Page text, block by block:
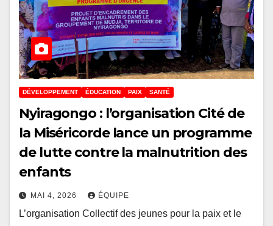
DÉVELOPPEMENT ÉDUCATION PAIX SANTÉ
Nyiragongo : l’organisation Cité de
la Miséricorde lance un programme
de lutte contre la malnutrition des
enfants
MAI 4, 2026 ÉQUIPE
L’organisation Collectif des jeunes pour la paix et le